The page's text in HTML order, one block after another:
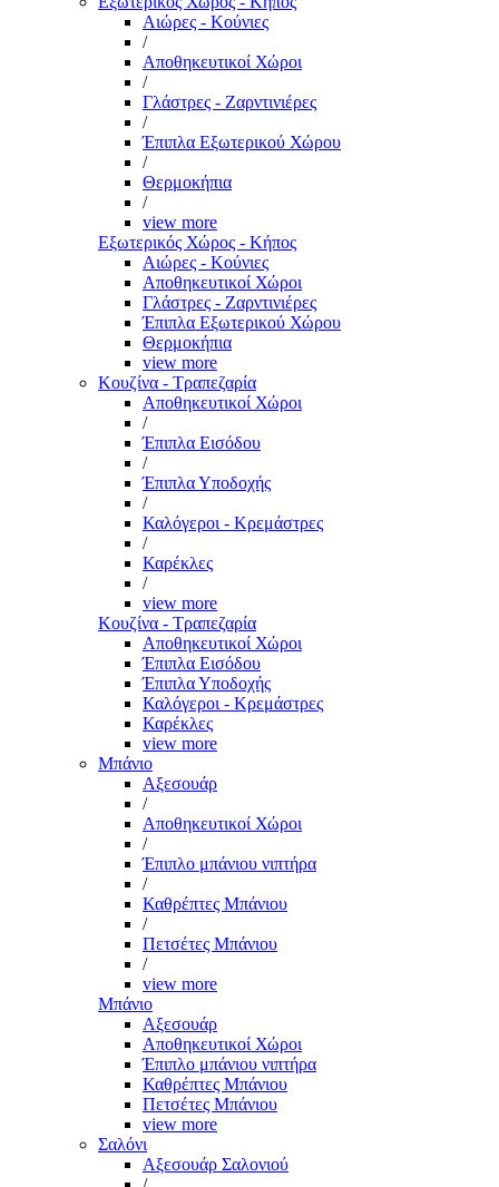
Αιώρες - Κούνιες
/
Αποθηκευτικοί Χώροι
/
Γλάστρες - Ζαρντινιέρες
/
Έπιπλα Εξωτερικού Χώρου
/
Θερμοκήπια
/
view more
Εξωτερικός Χώρος - Κήπος
Αιώρες - Κούνιες
Αποθηκευτικοί Χώροι
Γλάστρες - Ζαρντινιέρες
Έπιπλα Εξωτερικού Χώρου
Θερμοκήπια
view more
Κουζίνα - Τραπεζαρία
Αποθηκευτικοί Χώροι
/
Έπιπλα Εισόδου
/
Έπιπλα Υποδοχής
/
Καλόγεροι - Κρεμάστρες
/
Καρέκλες
/
view more
Κουζίνα - Τραπεζαρία
Αποθηκευτικοί Χώροι
Έπιπλα Εισόδου
Έπιπλα Υποδοχής
Καλόγεροι - Κρεμάστρες
Καρέκλες
view more
Μπάνιο
Αξεσουάρ
/
Αποθηκευτικοί Χώροι
/
Έπιπλο μπάνιου νιπτήρα
/
Καθρέπτες Μπάνιου
/
Πετσέτες Μπάνιου
/
view more
Μπάνιο
Αξεσουάρ
Αποθηκευτικοί Χώροι
Έπιπλο μπάνιου νιπτήρα
Καθρέπτες Μπάνιου
Πετσέτες Μπάνιου
view more
Σαλόνι
Αξεσουάρ Σαλονιού